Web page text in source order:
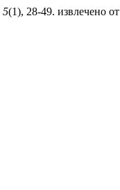
5(1), 28-49. извлечено от